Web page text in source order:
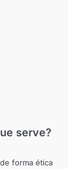
serve?
forma ética